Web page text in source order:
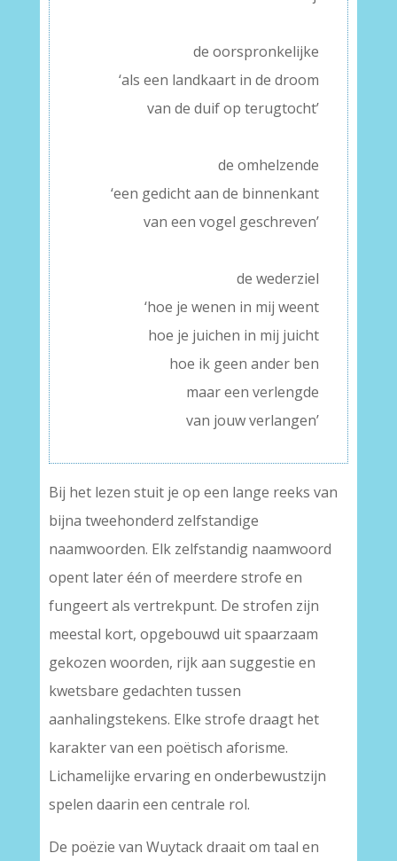
de oorspronkelijke
‘als een landkaart in de droom
van de duif op terugtocht’
de omhelzende
‘een gedicht aan de binnenkant
van een vogel geschreven’
de wederziel
‘hoe je wenen in mij weent
hoe je juichen in mij juicht
hoe ik geen ander ben
maar een verlengde
van jouw verlangen’
Bij het lezen stuit je op een lange reeks van
bijna tweehonderd zelfstandige
naamwoorden. Elk zelfstandig naamwoord
opent later één of meerdere strofe en
fungeert als vertrekpunt. De strofen zijn
meestal kort, opgebouwd uit spaarzaam
gekozen woorden, rijk aan suggestie en
kwetsbare gedachten tussen
aanhalingstekens. Elke strofe draagt het
karakter van een poëtisch aforisme.
Lichamelijke ervaring en onderbewustzijn
spelen daarin een centrale rol.
De poëzie van Wuytack draait om taal en